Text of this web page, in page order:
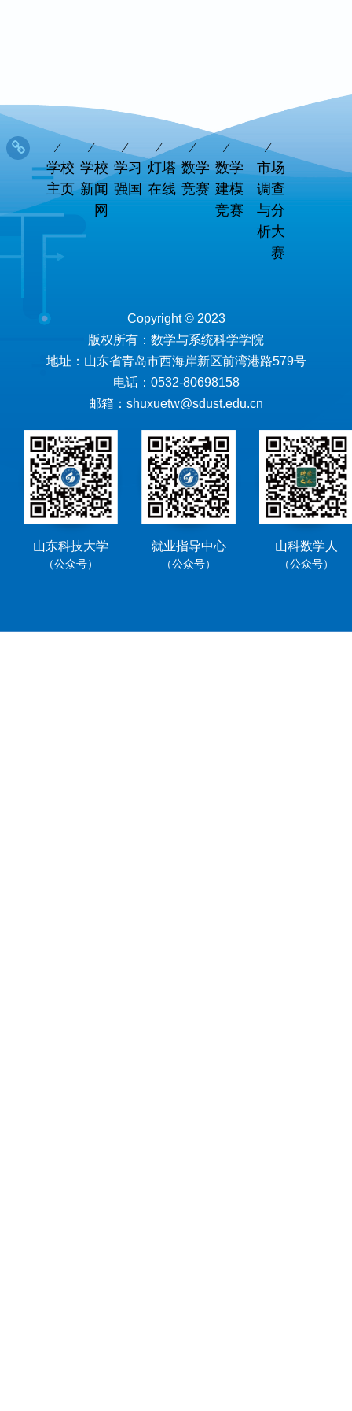
学校
主页
学校
新闻
网
学习
强国
灯塔
在线
数学
竞赛
数学
建模
竞赛
市场
调查
与分
析大
赛
Copyright © 2023
版权所有：数学与系统科学学院
地址：山东省青岛市西海岸新区前湾港路579号
电话：0532-80698158
邮箱：shuxuetw@sdust.edu.cn
山东科技大学
（公众号）
就业指导中心
（公众号）
山科数学人
（公众号）